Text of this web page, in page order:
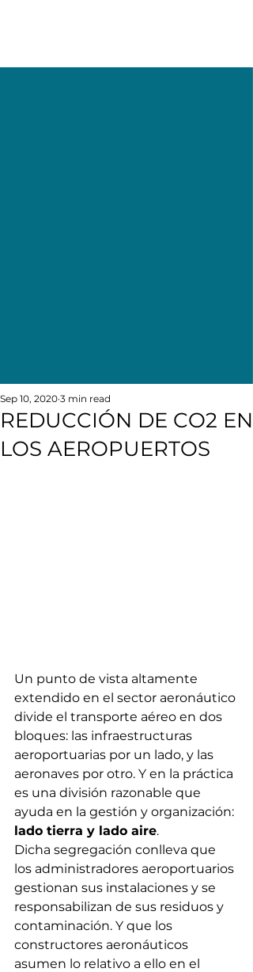
REDUCCIÓN DE CO2 EN
LOS AEROPUERTOS
Sep 10, 2020 3 min read
Un punto de vista altamente
extendido en el sector aeronáutico
divide el transporte aéreo en dos
bloques: las infraestructuras
aeroportuarias por un lado, y las
aeronaves por otro. Y en la práctica
es una división razonable que
ayuda en la gestión y organización:
lado tierra y lado aire.
Dicha segregación conlleva que
los administradores aeroportuarios
gestionan sus instalaciones y se
responsabilizan de sus residuos y
contaminación. Y que los
constructores aeronáuticos
asumen lo relativo a ello en el